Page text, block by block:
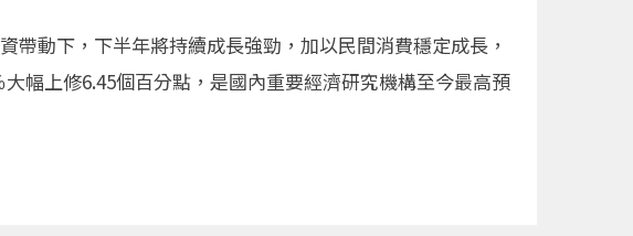
動下，下半年將持續成長強勁，加以民間消費穩定成長，
幅上修6.45個百分點，是國內重要經濟研究機構至今最高預